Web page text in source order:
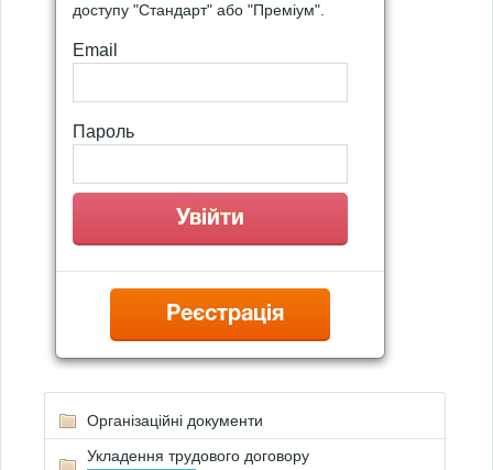
доступу "Стандарт" або "Преміум".
Email
Пароль
Реєстрація
Організаційні документи
Укладення трудового договору